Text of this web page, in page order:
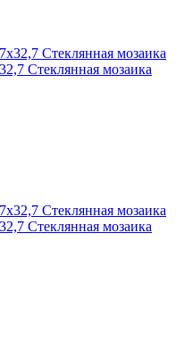
Стеклянная мозаика
Стеклянная мозаика